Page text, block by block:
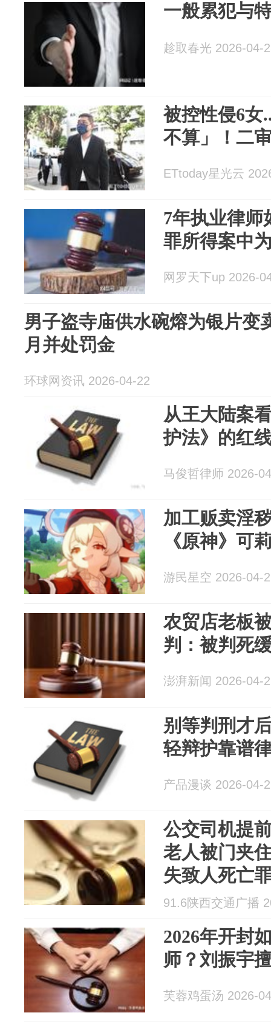
一般累犯与
趁取春光 2026-04-
被控性侵6女
不算」！二
ETtoday星光云
7年执业律师
罪所得案中
网罗天下up 2026-
男子盗寺庙供水碗熔为银片变
月并处罚金
环球网资讯 2026-04-22
从王大陆案
护法》的红
马俊哲律师 2026-
加工贩卖淫
《原神》可
游民星空 2026-04-
农贸店老板
判：被判死
澎湃新闻 2026-04-
别等判刑才
轻辩护靠谱
产品漫谈 2026-04-
公交司机提
老人被门夹
失致人死亡
91.6陕西交通广播
2026年开封
师？刘振宇
芙蓉鸡蛋汤 2026-